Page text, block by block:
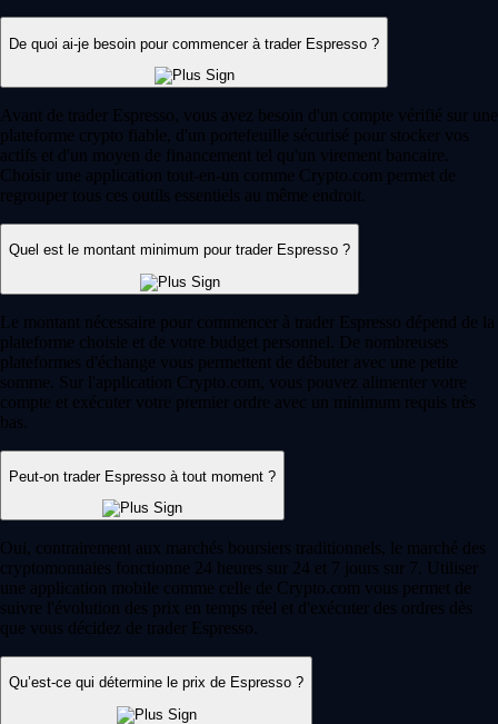
De quoi ai-je besoin pour commencer à trader Espresso ?
Avant de trader Espresso, vous avez besoin d'un compte vérifié sur une
plateforme crypto fiable, d'un portefeuille sécurisé pour stocker vos
actifs et d'un moyen de financement tel qu'un virement bancaire.
Choisir une application tout-en-un comme Crypto.com permet de
regrouper tous ces outils essentiels au même endroit.
Quel est le montant minimum pour trader Espresso ?
Le montant nécessaire pour commencer à trader Espresso dépend de la
plateforme choisie et de votre budget personnel. De nombreuses
plateformes d'échange vous permettent de débuter avec une petite
somme. Sur l'application Crypto.com, vous pouvez alimenter votre
compte et exécuter votre premier ordre avec un minimum requis très
bas.
Peut-on trader Espresso à tout moment ?
Oui, contrairement aux marchés boursiers traditionnels, le marché des
cryptomonnaies fonctionne 24 heures sur 24 et 7 jours sur 7. Utiliser
une application mobile comme celle de Crypto.com vous permet de
suivre l'évolution des prix en temps réel et d'exécuter des ordres dès
que vous décidez de trader Espresso.
Qu’est-ce qui détermine le prix de Espresso ?